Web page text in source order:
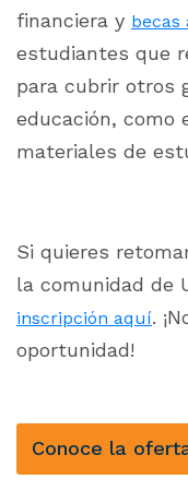
financiera y becas
estudiantes que
para cubrir otros
educación,
materiales de
Si quieres
la comunidad de
inscripción aquí.
oportunidad!
Conoce la